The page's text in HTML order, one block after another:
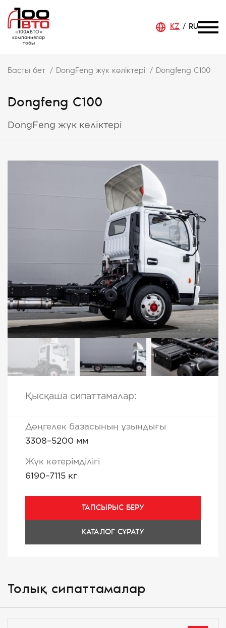
«100АВТО»
компаниялар
тобы
KZ RU
Басты бет DongFeng жүк көліктері Dongfeng C100
Dongfeng C100
DongFeng жүк көліктері
Қысқаша сипаттамалар:
Дөңгелек базасының ұзындығы
3308–5200 мм
Жүк көтерімділігі
6190–7115 кг
ТАПСЫРЫС БЕРУ
КАТАЛОГ СҰРАТУ
Толық сипаттамалар